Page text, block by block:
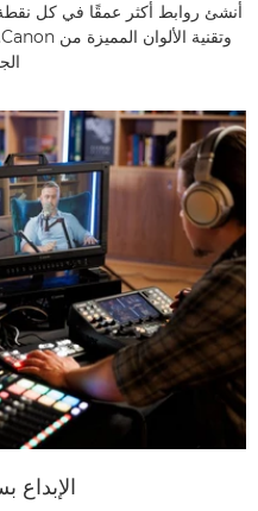
أنشئ روابط أكثر عمقًا في كل
الإبداع